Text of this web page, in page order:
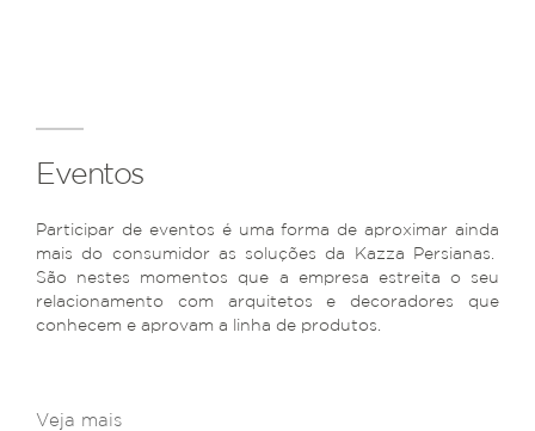
Eventos
Participar de eventos é uma forma de aproximar ainda
mais do consumidor as soluções da Kazza Persianas.
São nestes momentos que a empresa estreita o seu
relacionamento com arquitetos e decoradores que
conhecem e aprovam a linha de produtos.
Veja mais